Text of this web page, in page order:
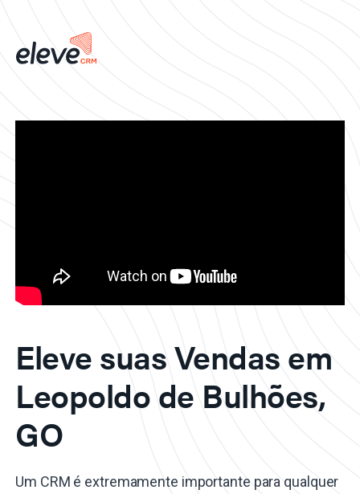
Eleve suas Vendas em
Leopoldo de Bulhões,
GO
Um CRM é extremamente importante para qualquer